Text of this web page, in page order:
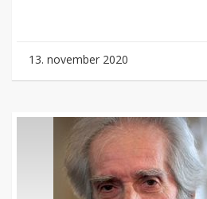
13. november 2020